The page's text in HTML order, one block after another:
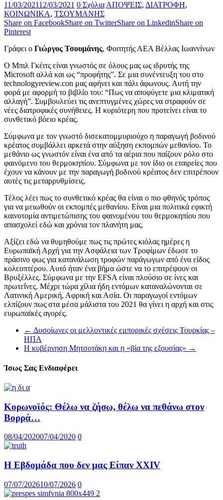
11/03/202112/03/2021 0 Σχόλια ΑΠΟΨΕΙΣ, ΔΙΑΤΡΟΦΗ,
ΚΟΙΝΩΝΙΚΑ, ΤΣΟΥΜΑΝΗΣ
Share on FacebookShare on TwitterShare on LinkedinShare on
Pinterest
Γράφει ο Γιώργος Τσουμάνης, Φοιτητής ΑΕΑ Βέλλας Ιωαννίνων
Ο Μπιλ Γκέιτς είναι γνωστός σε όλους μας ως ιδρυτής της
Microsoft αλλά και ως “προφήτης”. Σε μια συνέντευξη του στο
technologyreview.con μας αφήνει και πάλι άφωνους. Αυτή την
φορά με αφορμή το βιβλίο του: “Πως να αποφύγετε μια κλιματική
αλλαγή”. Συμβουλεύει τις ανεπτυγμένες χώρες να στραφούν σε
νέες διατροφικές συνήθειες. Η κυριότερη που προτείνει είναι το
συνθετικό βόειο κρέας.
Σύμφωνα με τον γνωστό δισεκατομμυριούχο η παραγωγή βοδινού
κρέατος συμβάλλει αρκετά στην αύξηση εκπομπών μεθανίου. Το
μεθάνιο ως γνωστόν είναι ένα από τα αέρια που παίζουν ρόλο στο
φαινόμενο του θερμοκηπίου. Σύμφωνα με τον ίδιο οι εταιρείες που
έχουν να κάνουν με την παραγωγή βοδινού κρέατος δεν επιτρέπουν
αυτές τις μεταρρυθμίσεις.
Τέλος λέει πως το συνθετικό κρέας θα είναι ο πιο φθηνός τρόπος
για να μειωθούν οι εκπομπές μεθανίου. Είναι μια πολιτικά εφικτή
καινοτομία αντιμετώπισης του φαινομένου του θερμοκηπίου που
απασχολεί εδώ και χρόνια τον πλανήτη μας.
Αξίζει εδώ να θυμηθούμε πως τις πρώτες κιόλας ημέρες η
Ευρωπαϊκή Αρχή για την Ασφάλεια των Τροφίμων έδωσε το
πράσινο φως για κατανάλωση τροφών παράγωγων από ένα είδος
κολεοπτέρου. Αυτό ήταν ένα βήμα ώστε να το επιτρέψουν οι
Βρυξέλλες. Σύμφωνα με την EFSA είναι πλούσιο σε ίνες και
πρωτεΐνες. Μέχρι τώρα χίλια ήδη εντόμων καταναλώνονται σε
Λατινική Αμερική, Αφρική και Ασία. Οι παραγωγοί εντόμων
ελπίζουν πως στα μέσα μάλιστα του 2021 θα γίνει η αρχή και στις
ευρωπαϊκές αγορές.
← Δυσοίωνες οι μελλοντικές εμπορικές σχέσεις Τουρκίας –
ΗΠΑ
Η κυβέρνηση Μητσοτάκη και η «βία της εξουσίας» →
Ίσως Σας Ενδιαφέρει
Κορωνοϊός: Θέλω να ζήσω, θέλω να πεθάνω στον
Βορρά…
08/04/202007/04/2020 0
Η Εβδομάδα που δεν μας Είπαν XXIV
07/07/202610/07/2026 0